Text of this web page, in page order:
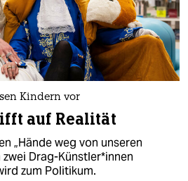
Kindern vor
auf Realität
„Hände weg von unseren
Drag-Künstler*innen
zum Politikum.